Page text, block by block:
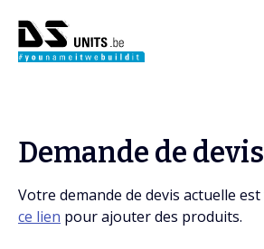
Demande de devis
Votre demande de devis actuelle est
ce lien pour ajouter des produits.